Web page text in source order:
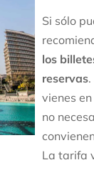
Si sólo
los
reservas
vienes
no
La tarifa